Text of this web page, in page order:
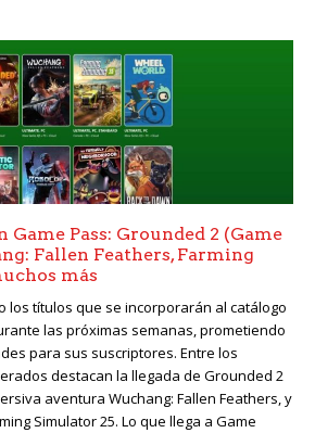
Pass: Grounded 2 (Game
Fallen Feathers, Farming
más
los títulos que se incorporarán al catálogo
las próximas semanas, prometiendo
para sus suscriptores. Entre los
destacan la llegada de Grounded 2
aventura Wuchang: Fallen Feathers, y
Simulator 25. Lo que llega a Game